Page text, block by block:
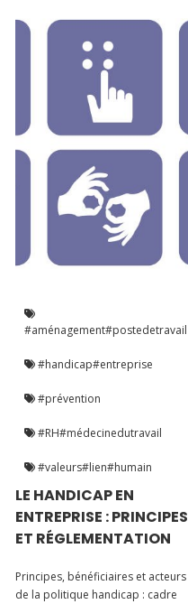
LE HANDICAP EN
ENTREPRISE : PRINCIPES
ET RÉGLEMENTATION
Principes, bénéficiaires et acteurs
de la politique handicap : cadre
#aménagement#postedetravail
#handicap#entreprise
#prévention
#RH#médecinedutravail
#valeurs#lien#humain